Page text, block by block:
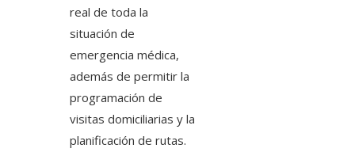
real de toda la
situación de
emergencia médica,
además de permitir la
programación de
visitas domiciliarias y la
planificación de rutas.